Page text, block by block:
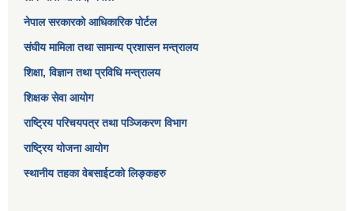
नेपाल सरकारको आधिकारिक पोर्टल
संघीय मामिला तथा सामान्य प्रशासन मन्त्रालय
शिक्षा, विज्ञान तथा प्रविधि मन्त्रालय
शिक्षक सेवा आयोग
राष्ट्रिय परिचयपत्र तथा पञ्जिकरण विभाग
राष्ट्रिय योजना आयोग
स्थानीय तहका वेबसाईटको लिङ्कहरु